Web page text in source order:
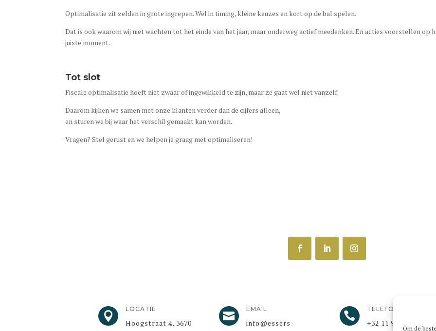
Om de
Optimalisatie zit zelden in grote ingrepen. Wel in timing, kleine keuzes en kort op de bal spelen.
Dat is ook waarom wij niet wachten tot het einde van het jaar, maar onderweg actief meedenken. En acties voorstellen op
juiste moment.
Tot slot
Fiscale optimalisatie hoeft niet zwaar of ingewikkeld te zijn, maar ze gaat wel niet vanzelf.
Daarom kijken we samen met onze klanten verder dan de cijfers alleen,
en sturen we bij waar het verschil gemaakt kan worden.
Vragen? Stel gerust en we helpen je graag met optimaliseren!

LOCATIE
Hoogstraat 4, 3670

EMAIL
info@essers-

TELEFOON
+32 11 94 66 44​